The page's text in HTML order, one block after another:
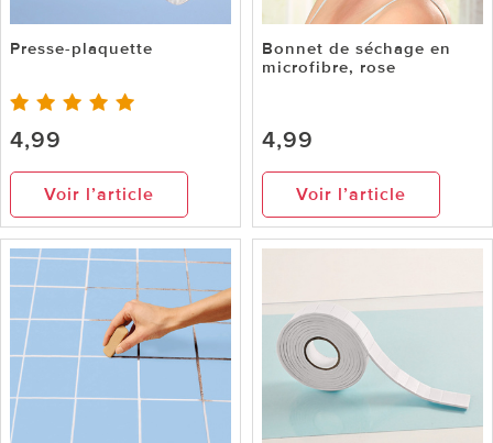
Presse-plaquette
4,99
Voir l’article
Bonnet de séchage en
microfibre, rose
4,99
Voir l’article